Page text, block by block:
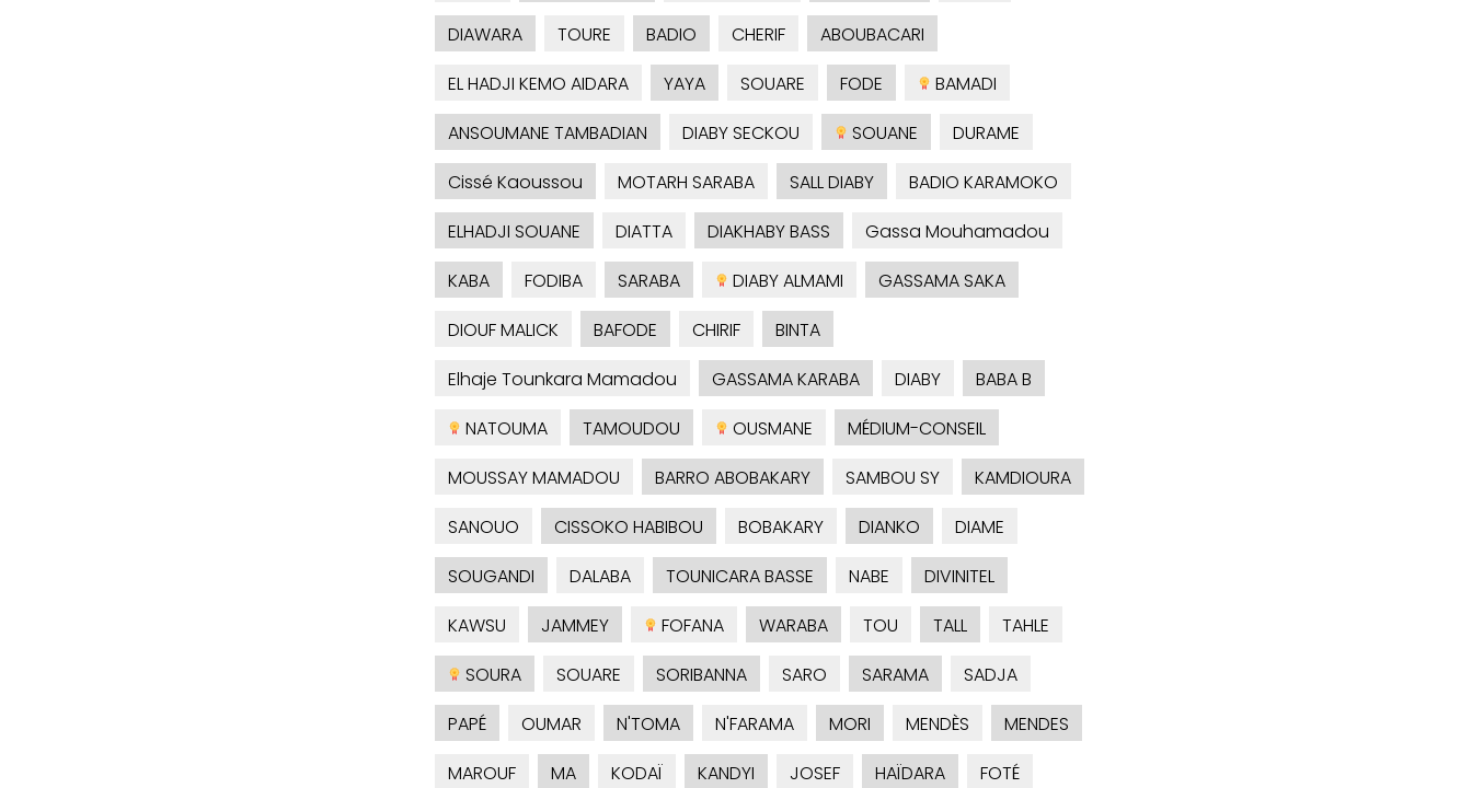
DIAWARA
TOURE BADIO CHERIF
ABOUBACARI
EL HADJI KEMO AIDARA
YAYA SOUARE FODE
BAMADI
ANSOUMANE TAMBADIAN
DIABY SECKOU SOUANE
DURAME
Cissé Kaoussou
MOTARH SARABA SALL DIABY
BADIO KARAMOKO
ELHADJI SOUANE
DIATTA DIAKHABY BASS
Gassa Mouhamadou
KABA
FODIBA SARABA DIABY ALMAMI
GASSAMA SAKA
DIOUF MALICK
BAFODE CHIRIF
BINTA
Elhaje Tounkara Mamadou
GASSAMA KARABA DIABY
BABA B
NATOUMA
TAMOUDOU OUSMANE
MÉDIUM-CONSEIL
MOUSSAY MAMADOU
BARRO ABOBAKARY SAMBOU SY
KAMDIOURA
SANOUO
CISSOKO HABIBOU BOBAKARY DIANKO
DIAME
SOUGANDI
DALABA TOUNICARA BASSE NABE
DIVINITEL
KAWSU
JAMMEY FOFANA WARABA TOU TALL
TAHLE
SOURA
SOUARE SORIBANNA SARO SARAMA
SADJA
PAPÉ
OUMAR N'TOMA N'FARAMA MORI MENDÈS
MENDES
MAROUF
MA KODAÏ KANDYI JOSEF HAÏDARA
FOTÉ